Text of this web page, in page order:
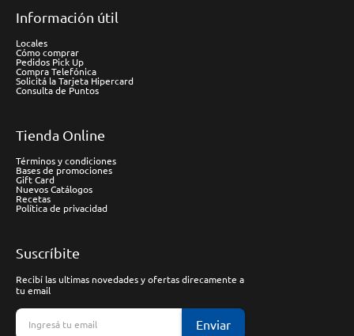
Información útil
Locales
Cómo comprar
Pedidos Pick Up
Compra Telefónica
Solicitá la Tarjeta Hipercard
Consulta de Puntos
Tienda Online
Términos y condiciones
Bases de promociones
Gift Card
Nuevos Catálogos
Recetas
Política de privacidad
Suscríbite
Recibí las ultimas novedades y ofertas direcamente a
tu email
Enviar